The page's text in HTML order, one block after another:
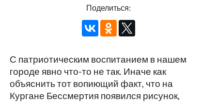
Поделиться:
С патриотическим воспитанием в нашем
городе явно что-то не так. Иначе как
объяснить тот вопиющий факт, что на
Кургане Бессмертия появился рисунок,